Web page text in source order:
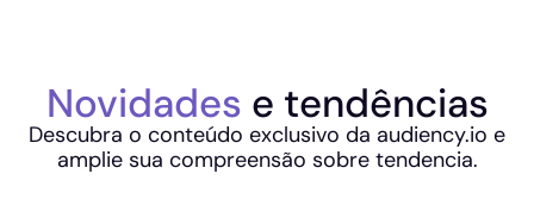
Novidades e tendências
Descubra o conteúdo exclusivo da audiency.io e
amplie sua compreensão sobre tendencia.